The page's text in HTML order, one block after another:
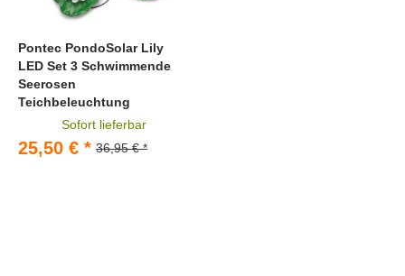
Pontec PondoSolar Lily
LED Set 3 Schwimmende
Seerosen
Teichbeleuchtung
Sofort lieferbar
36,95 € *
25,50 € *